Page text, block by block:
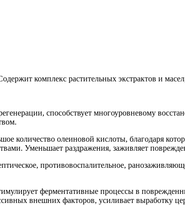
комплекс растительных экстрактов и
способствует многоуровневому
количество олеиновой кислоты, благодаря
Уменьшает раздражения, заживляет
противовоспалительное,
ферментативные процессы в
внешних факторов, усиливает выработку